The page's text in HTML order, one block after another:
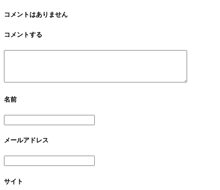
コメントはありません
コメントする
名前
メールアドレス
サイト